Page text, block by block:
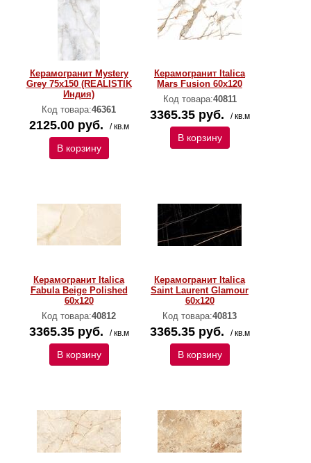
Керамогранит Mystery
Grey 75x150 (REALISTIK
Индия)
Код товара:46361
2125.00 руб. / кв.м
В корзину
Керамогранит Italica
Mars Fusion 60х120
Код товара:40811
3365.35 руб. / кв.м
В корзину
Керамогранит Italica
Fabula Beige Polished
60х120
Код товара:40812
3365.35 руб. / кв.м
В корзину
Керамогранит Italica
Saint Laurent Glamour
60х120
Код товара:40813
3365.35 руб. / кв.м
В корзину